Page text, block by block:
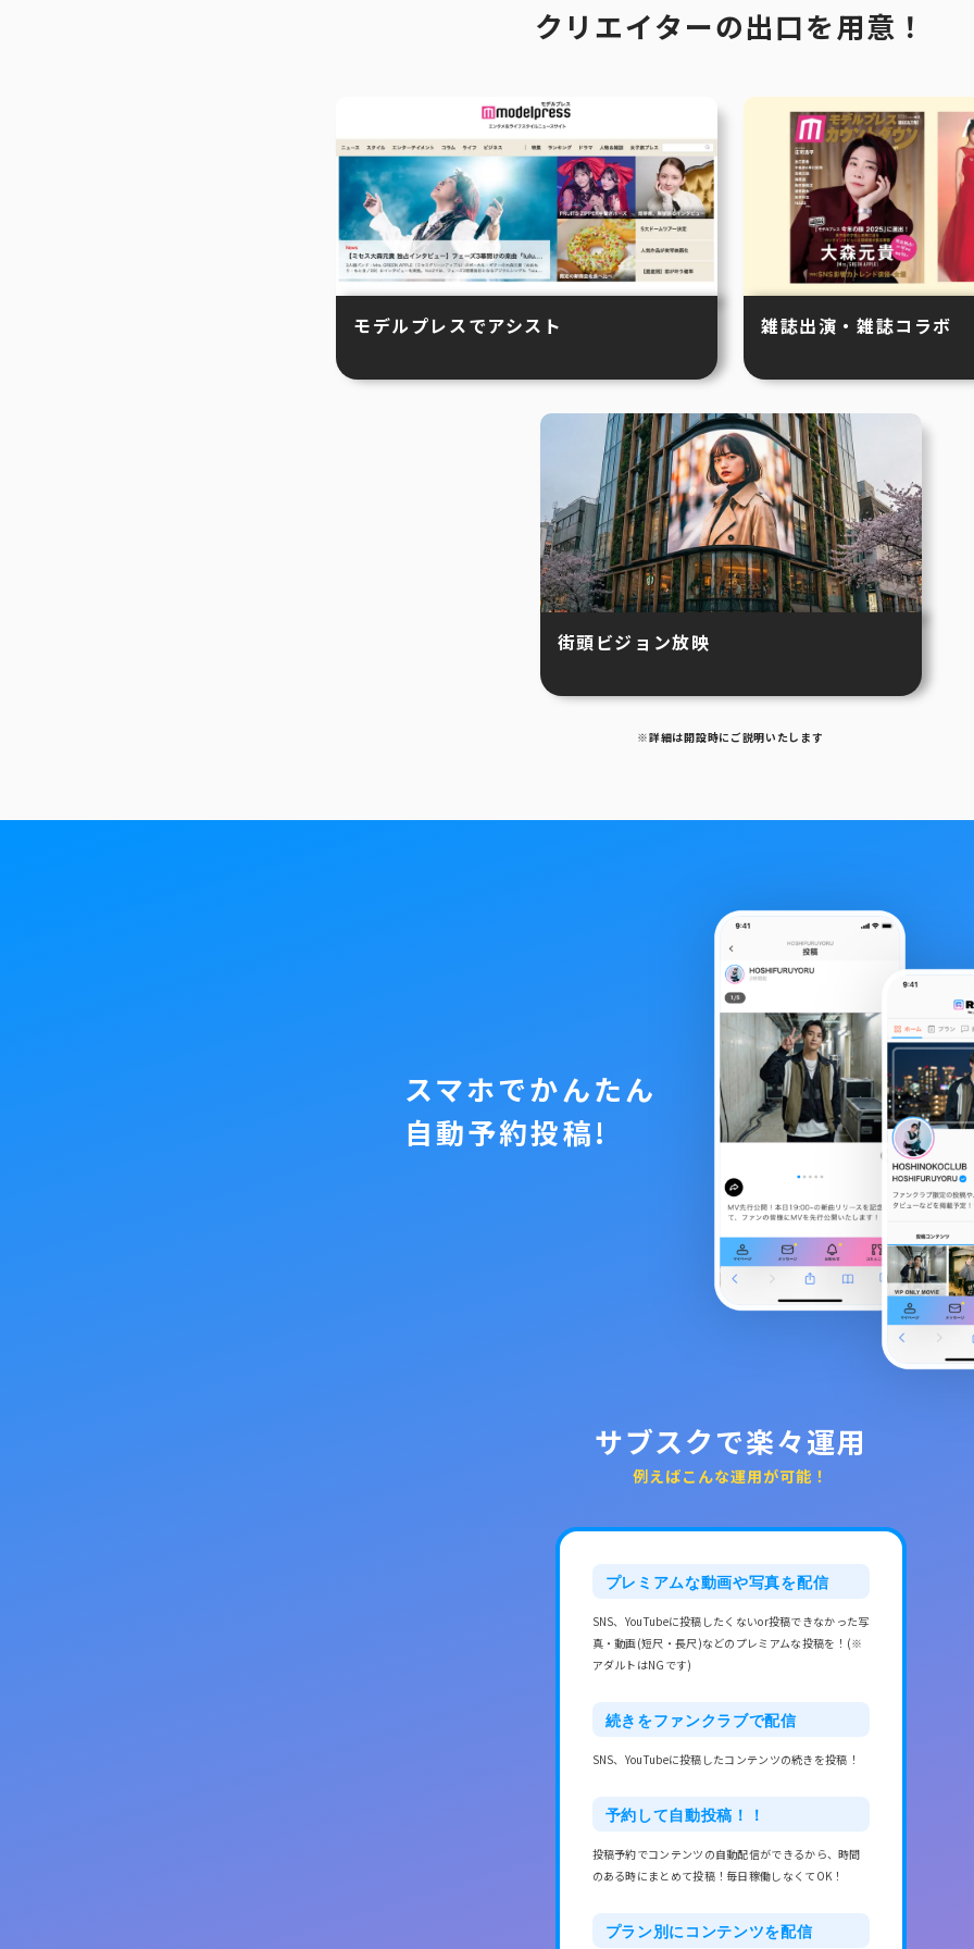
クリエイターの出口を用意！
モデルプレスでアシスト 雑誌出演・雑誌コラボ
街頭ビジョン放映
※詳細は開設時にご説明いたします
スマホでかんたん
自動予約投稿!
サブスクで楽々運用
例えばこんな運用が可能！
プレミアムな動画や写真を配信
SNS、YouTubeに投稿したくないor投稿できなかった写
真・動画(短尺・長尺)などのプレミアムな投稿を！(※
アダルトはNGです)
続きをファンクラブで配信
SNS、YouTubeに投稿したコンテンツの続きを投稿！
予約して自動投稿！！
投稿予約でコンテンツの自動配信ができるから、時間
のある時にまとめて投稿！毎日稼働しなくてOK！
プラン別にコンテンツを配信